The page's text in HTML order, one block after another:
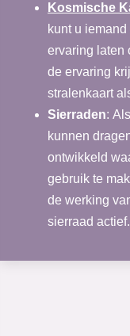
Kosmische
kunt u
ervaring laten
de ervaring
stralenkaart
Sierraden:
kunnen
ontwikkeld
gebruik te
de werking
sierraad actief.